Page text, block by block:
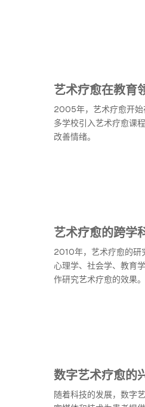
艺术疗愈在教育
2005年，艺术疗愈开
多学校引入艺术疗愈课
改善情绪。
艺术疗愈的跨学
2010年，艺术疗愈的研
心理学、社会学、教育
作研究艺术疗愈的效果。
数字艺术疗愈的
随着科技的发展，数字